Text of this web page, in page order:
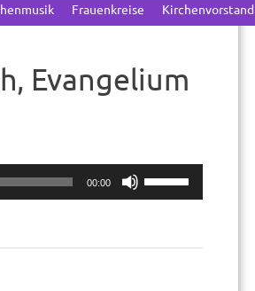
Frauenkreise Kirchenvorstand
Evangelium
00:00
Hoch/Runter
benutzen,